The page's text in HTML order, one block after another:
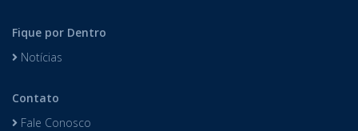
Fique por Dentro
Notícias
Contato
Fale Conosco